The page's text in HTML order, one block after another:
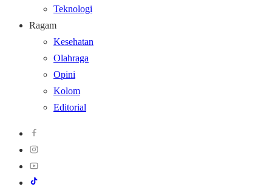
Teknologi
Ragam
Kesehatan
Olahraga
Opini
Kolom
Editorial